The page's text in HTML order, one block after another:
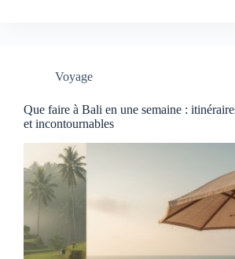
Voyage
Que faire à Bali en une semaine :
et incontournables